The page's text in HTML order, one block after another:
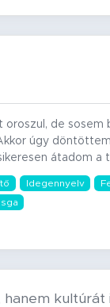
de
úgy
átadom
Idegennyelv
kultúrát